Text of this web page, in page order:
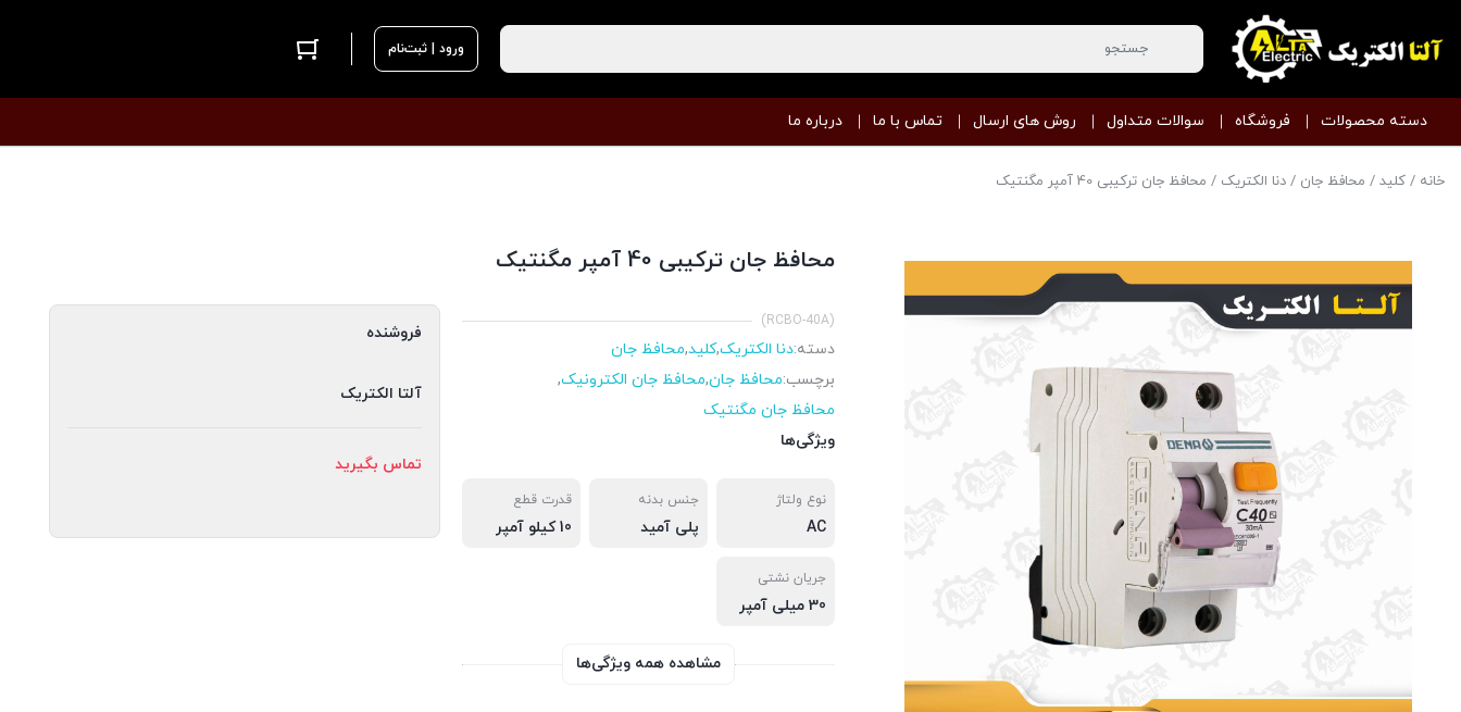
ورود | ثبت‌نام
دسته محصولات فروشگاه سوالات متداول روش های ارسال تماس با ما درباره ما
خانه / کلید / محافظ جان / دنا الکتریک / محافظ جان ترکیبی 40 آمپر مگنتیک
محافظ جان ترکیبی 40 آمپر مگنتیک
(RCBO-40A)
دسته:دنا الکتریک,کلید,محافظ جان
برچسب:محافظ جان,محافظ جان الکترونیک,
محافظ جان مگنتیک
ویژگی‌ها
نوع ولتاژ
AC
جنس بدنه
پلی آمید
قدرت قطع
10 کیلو آمپر
جریان نشتی
30 میلی آمپر
مشاهده همه ویژگی‌ها
فروشنده
آلتا الکتریک
تماس بگیرید